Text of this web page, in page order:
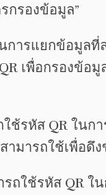
กรองข้อมูล”
การแยกข้อมูล
เพื่อกรองข้
ช้รหัส QR ใน
มารถใช้เพื่อดึ
ถใช้รหัส QR ใ